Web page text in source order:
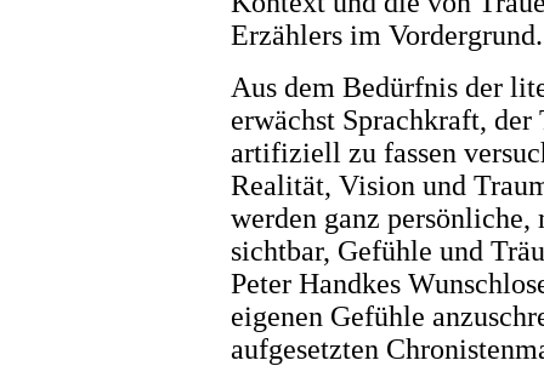
Erzählers im Vordergrund.
Aus dem Bedürfnis der
erwächst Sprachkraft,
artifiziell zu fassen
Realität, Vision und
werden ganz
sichtbar, Gefühle und
Peter Handkes
eigenen Gefühle
aufgesetzten